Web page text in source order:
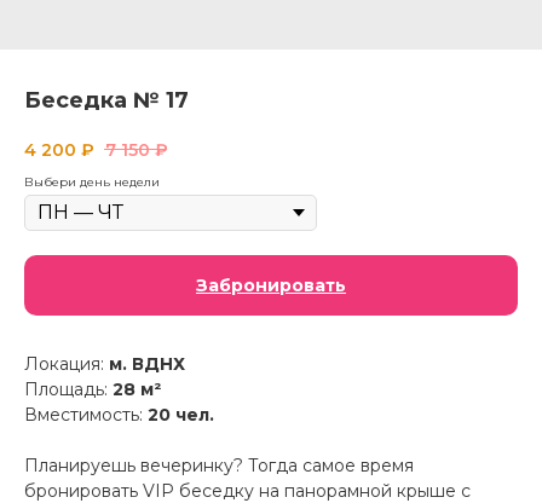
Беседка № 17
4 200 ₽ 7 150 ₽
Выбери день недели
Забронировать
Локация: м. ВДНХ
Площадь: 28 м²
Вместимость: 20 чел.
Планируешь вечеринку? Тогда самое время
бронировать VIP беседку на панорамной крыше с